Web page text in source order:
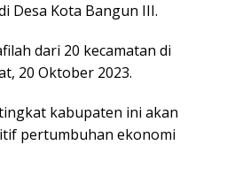
Desa Kota Bangun III.
dari 20 kecamatan di
20 Oktober 2023.
kabupaten ini akan
pertumbuhan ekonomi